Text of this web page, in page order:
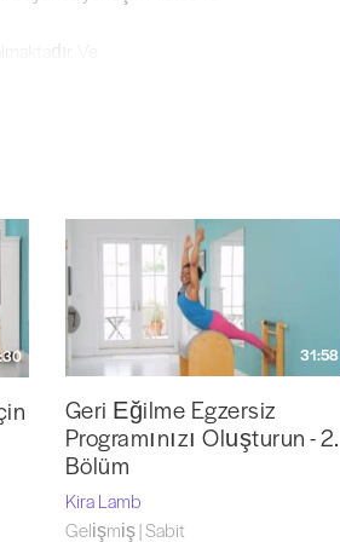
Ve
sanatları,
ettiğiniz ve
inancını pekiştirdi. İşte bu inanç,
ve web sitesinde
31:58
Geri Eğilme Egzersiz
Programınızı Oluşturun - 2.
Bölüm
Kira Lamb
Gelişmiş | Sabit